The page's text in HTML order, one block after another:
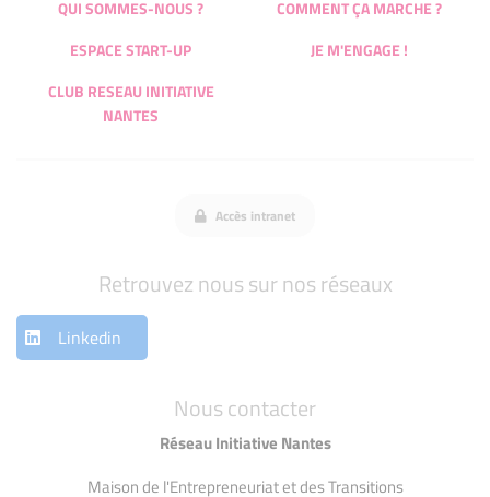
Nous contacter
Réseau Initiative Nantes
Maison de l'Entrepreneuriat et des Transitions
QUI SOMMES-NOUS ?
COMMENT ÇA MARCHE ?
ESPACE START-UP
JE M'ENGAGE !
CLUB RESEAU INITIATIVE
NANTES
Accès intranet
Retrouvez nous sur nos réseaux
Linkedin